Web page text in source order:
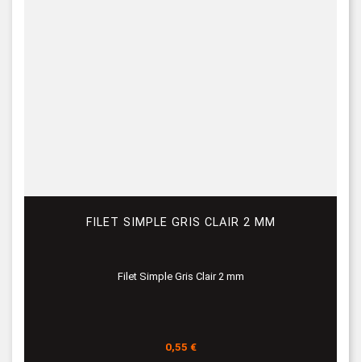
FILET SIMPLE GRIS CLAIR 2 MM
Filet Simple Gris Clair 2 mm
Prix
0,55 €